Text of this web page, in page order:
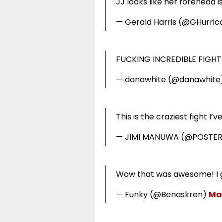
— Gerald Harris
FUCKING INCREDIBLE
— danawhite
This is the craziest fight
— JIMI MANUWA
Wow that was awesome!
— Funky (@Benaskren)